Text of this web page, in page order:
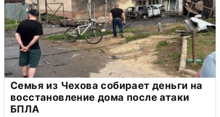
Семья из Чехова собирает деньги на
восстановление дома после атаки
БПЛА